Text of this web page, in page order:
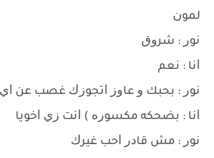
ﻟﻤﻮﻥ
ﻧﻮﺭ : ﺷﺮﻭﻕ
ﺍﻧﺎ : ﻧﻌﻢ
ﻧﻮﺭ : ﺑﺤﺒﻚ ﻭ ﻋﺎﻭﺯ ﺍﺗﺠﻮﺯﻙ ﻏﺼﺐ ﻋﻦ
ﺍﻧﺎ : ﺑﻀﺤﻜﻪ ﻣﻜﺴﻮﺭﻩ ‏) ﺍﻧﺖ ﺯﻱ ﺍﺧﻮﻳﺎ
ﻧﻮﺭ : ﻣﺶ ﻗﺎﺩﺭ ﺍﺣﺐ ﻏﻴﺮﻙ